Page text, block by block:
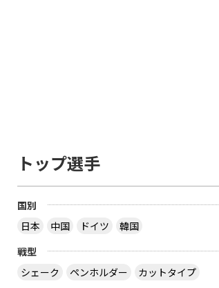
トップ選手
国別
日本
中国 ドイツ
韓国
戦型
シェーク
ペンホルダー カットタイプ